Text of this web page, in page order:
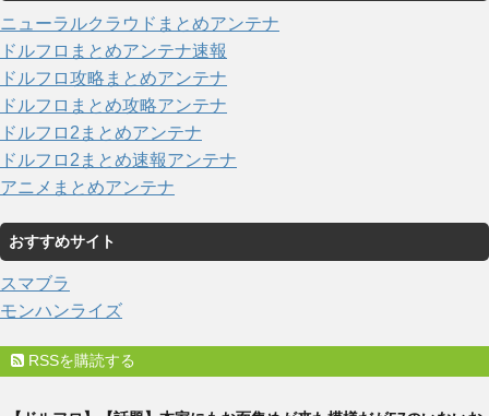
ニューラルクラウドまとめアンテナ
ドルフロまとめアンテナ速報
ドルフロ攻略まとめアンテナ
ドルフロまとめ攻略アンテナ
ドルフロ2まとめアンテナ
ドルフロ2まとめ速報アンテナ
アニメまとめアンテナ
おすすめサイト
スマブラ
モンハンライズ
RSSを購読する